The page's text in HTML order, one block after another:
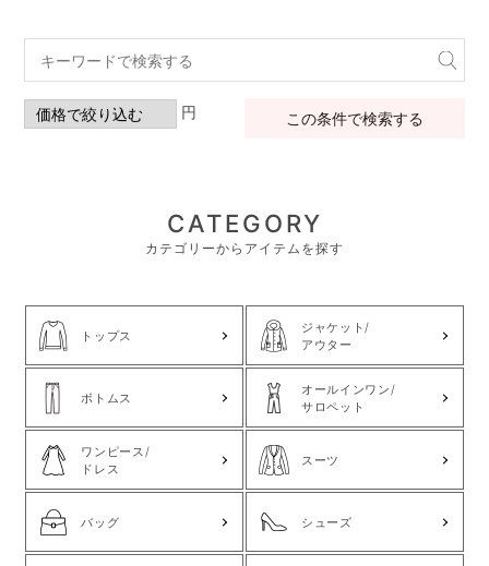
円 この条件で検索する
CATEGORY
カテゴリーからアイテムを探す
トップス
ジャケット/
アウター
ボトムス
オールインワン/
サロペット
ワンピース/
ドレス
スーツ
バッグ シューズ